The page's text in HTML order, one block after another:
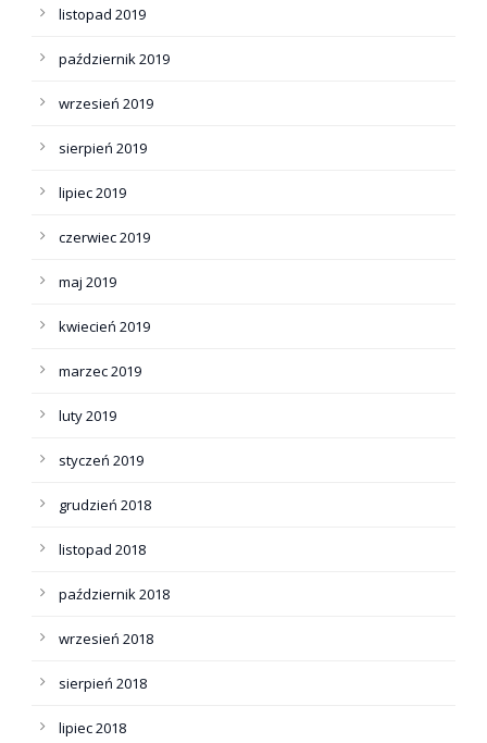
listopad 2019
październik 2019
wrzesień 2019
sierpień 2019
lipiec 2019
czerwiec 2019
maj 2019
kwiecień 2019
marzec 2019
luty 2019
styczeń 2019
grudzień 2018
listopad 2018
październik 2018
wrzesień 2018
sierpień 2018
lipiec 2018